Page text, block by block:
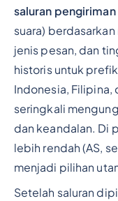
saluran
suara)
jenis pesan, dan
historis untuk
Indonesia, Filipina,
seringkali
dan keandalan. Di
lebih rendah (AS,
menjadi pilihan
Setelah saluran